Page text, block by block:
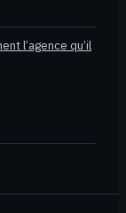
l’agence qu’il